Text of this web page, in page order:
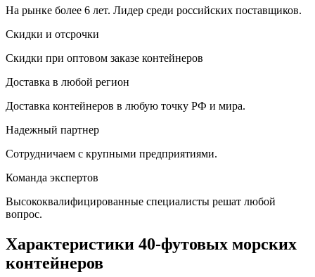
На рынке более 6 лет. Лидер среди российских поставщиков.
Скидки и отсрочки
Скидки при оптовом заказе контейнеров
Доставка в любой регион
Доставка контейнеров в любую точку РФ и мира.
Надежный партнер
Сотрудничаем с крупными предприятиями.
Команда экспертов
Высококвалифицированные специалисты решат любой
вопрос.
Характеристики 40-футовых морских
контейнеров